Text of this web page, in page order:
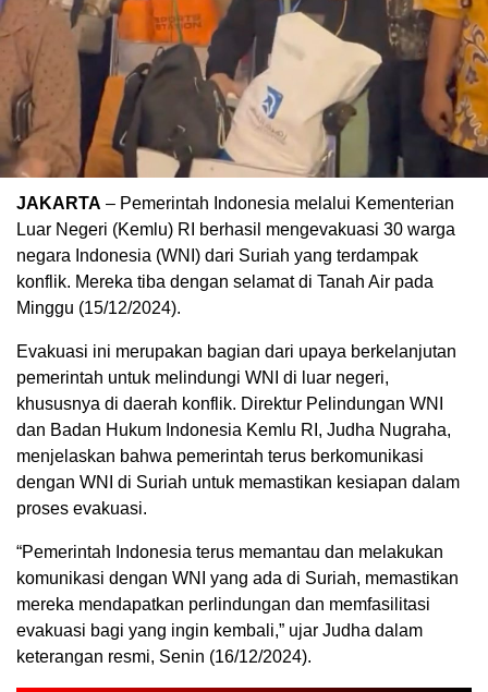
JAKARTA – Pemerintah Indonesia melalui Kementerian
Luar Negeri (Kemlu) RI berhasil mengevakuasi 30 warga
negara Indonesia (WNI) dari Suriah yang terdampak
konflik. Mereka tiba dengan selamat di Tanah Air pada
Minggu (15/12/2024).
Evakuasi ini merupakan bagian dari upaya berkelanjutan
pemerintah untuk melindungi WNI di luar negeri,
khususnya di daerah konflik. Direktur Pelindungan WNI
dan Badan Hukum Indonesia Kemlu RI, Judha Nugraha,
menjelaskan bahwa pemerintah terus berkomunikasi
dengan WNI di Suriah untuk memastikan kesiapan dalam
proses evakuasi.
“Pemerintah Indonesia terus memantau dan melakukan
komunikasi dengan WNI yang ada di Suriah, memastikan
mereka mendapatkan perlindungan dan memfasilitasi
evakuasi bagi yang ingin kembali,” ujar Judha dalam
keterangan resmi, Senin (16/12/2024).